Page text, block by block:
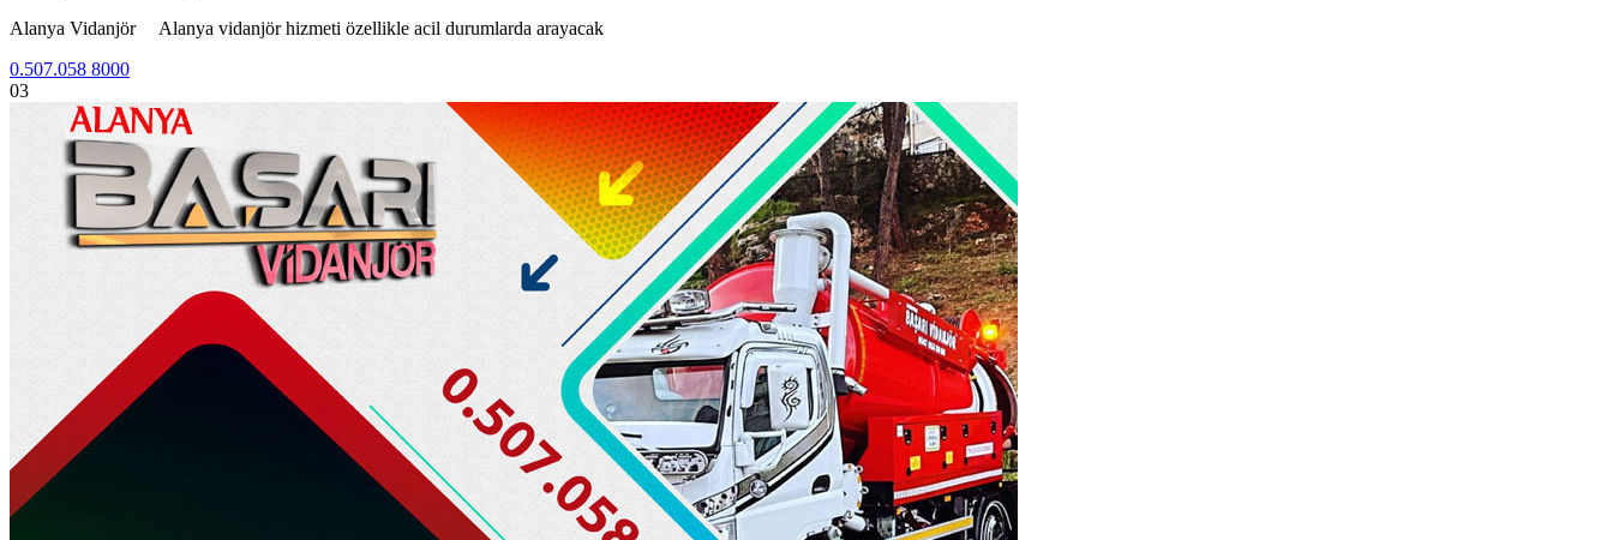
Alanya Vidanjör Alanya vidanjör hizmeti özellikle acil durumlarda arayacak
0.507.058 8000
03